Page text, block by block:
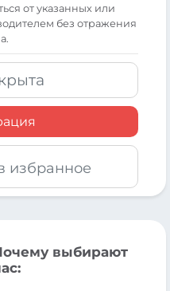
от указанных или
без отражения
избранное
выбирают